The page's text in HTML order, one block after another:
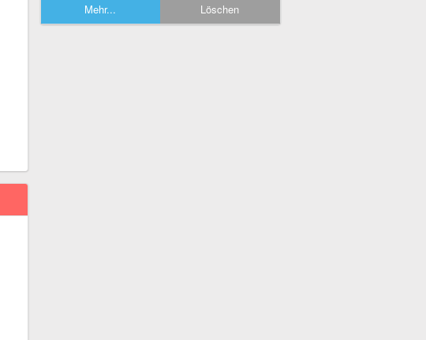
Mehr... Löschen